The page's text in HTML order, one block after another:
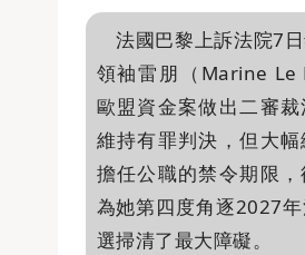
法國巴黎上訴法院7
領袖雷朋（Marine Le
歐盟資金案做出二審
維持有罪判決，但大
擔任公職的禁令期限
為她第四度角逐2027
選掃清了最大障礙。